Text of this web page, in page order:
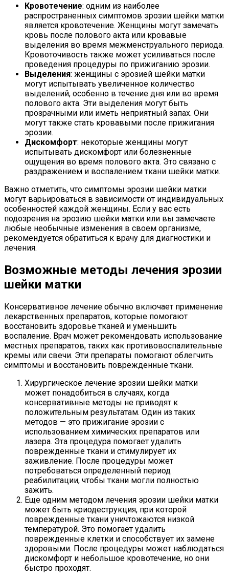
Кровотечение: одним из наиболее
распространенных симптомов эрозии шейки матки
является кровотечение. Женщины могут замечать
кровь после полового акта или кровавые
выделения во время межменструального периода.
Кровоточивость также может усиливаться после
проведения процедуры по прижиганию эрозии.
Выделения: женщины с эрозией шейки матки
могут испытывать увеличенное количество
выделений, особенно в течение дня или во время
полового акта. Эти выделения могут быть
прозрачными или иметь неприятный запах. Они
могут также стать кровавыми после прижигания
эрозии.
Дискомфорт: некоторые женщины могут
испытывать дискомфорт или болезненные
ощущения во время полового акта. Это связано с
раздражением и воспалением ткани шейки матки.
Важно отметить, что симптомы эрозии шейки матки
могут варьироваться в зависимости от индивидуальных
особенностей каждой женщины. Если у вас есть
подозрения на эрозию шейки матки или вы замечаете
любые необычные изменения в своем организме,
рекомендуется обратиться к врачу для диагностики и
лечения.
Возможные методы лечения эрозии
шейки матки
Консервативное лечение обычно включает применение
лекарственных препаратов, которые помогают
восстановить здоровье тканей и уменьшить
воспаление. Врач может рекомендовать использование
местных препаратов, таких как противовоспалительные
кремы или свечи. Эти препараты помогают облегчить
симптомы и восстановить поврежденные ткани.
Хирургическое лечение эрозии шейки матки
может понадобиться в случаях, когда
консервативные методы не приводят к
положительным результатам. Один из таких
методов — это прижигание эрозии с
использованием химических препаратов или
лазера. Эта процедура помогает удалить
поврежденные ткани и стимулирует их
заживление. После процедуры может
потребоваться определенный период
реабилитации, чтобы ткани могли полностью
зажить.
Еще одним методом лечения эрозии шейки матки
может быть криодеструкция, при которой
поврежденные ткани уничтожаются низкой
температурой. Это помогает удалить
поврежденные клетки и способствует их замене
здоровыми. После процедуры может наблюдаться
дискомфорт и небольшое кровотечение, но они
быстро проходят.